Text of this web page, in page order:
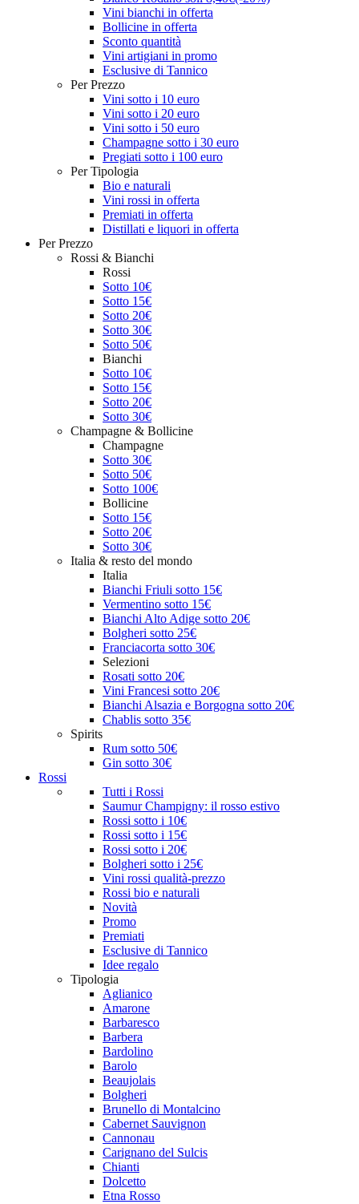
Vini bianchi in offerta
Bollicine in offerta
Sconto quantità
Vini artigiani in promo
Esclusive di Tannico
Per Prezzo
Vini sotto i 10 euro
Vini sotto i 20 euro
Vini sotto i 50 euro
Champagne sotto i 30 euro
Pregiati sotto i 100 euro
Per Tipologia
Bio e naturali
Vini rossi in offerta
Premiati in offerta
Distillati e liquori in offerta
Per Prezzo
Rossi & Bianchi
Rossi
Sotto 10€
Sotto 15€
Sotto 20€
Sotto 30€
Sotto 50€
Bianchi
Sotto 10€
Sotto 15€
Sotto 20€
Sotto 30€
Champagne & Bollicine
Champagne
Sotto 30€
Sotto 50€
Sotto 100€
Bollicine
Sotto 15€
Sotto 20€
Sotto 30€
Italia & resto del mondo
Italia
Bianchi Friuli sotto 15€
Vermentino sotto 15€
Bianchi Alto Adige sotto 20€
Bolgheri sotto 25€
Franciacorta sotto 30€
Selezioni
Rosati sotto 20€
Vini Francesi sotto 20€
Bianchi Alsazia e Borgogna sotto 20€
Chablis sotto 35€
Spirits
Rum sotto 50€
Gin sotto 30€
Rossi
Tutti i Rossi
Saumur Champigny: il rosso estivo
Rossi sotto i 10€
Rossi sotto i 15€
Rossi sotto i 20€
Bolgheri sotto i 25€
Vini rossi qualità-prezzo
Rossi bio e naturali
Novità
Promo
Premiati
Esclusive di Tannico
Idee regalo
Tipologia
Aglianico
Amarone
Barbaresco
Barbera
Bardolino
Barolo
Beaujolais
Bolgheri
Brunello di Montalcino
Cabernet Sauvignon
Cannonau
Carignano del Sulcis
Chianti
Dolcetto
Etna Rosso